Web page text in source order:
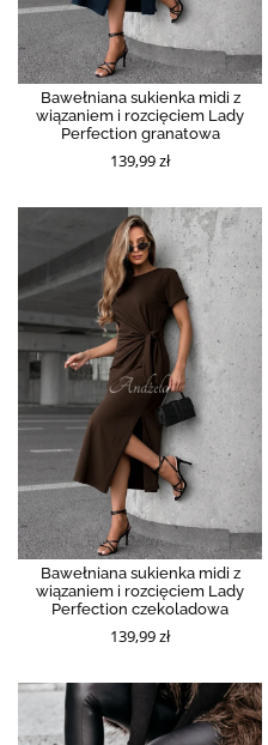
Bawełniana sukienka midi z
wiązaniem i rozcięciem Lady
Perfection granatowa
139,99 zł
Bawełniana sukienka midi z
wiązaniem i rozcięciem Lady
Perfection czekoladowa
139,99 zł